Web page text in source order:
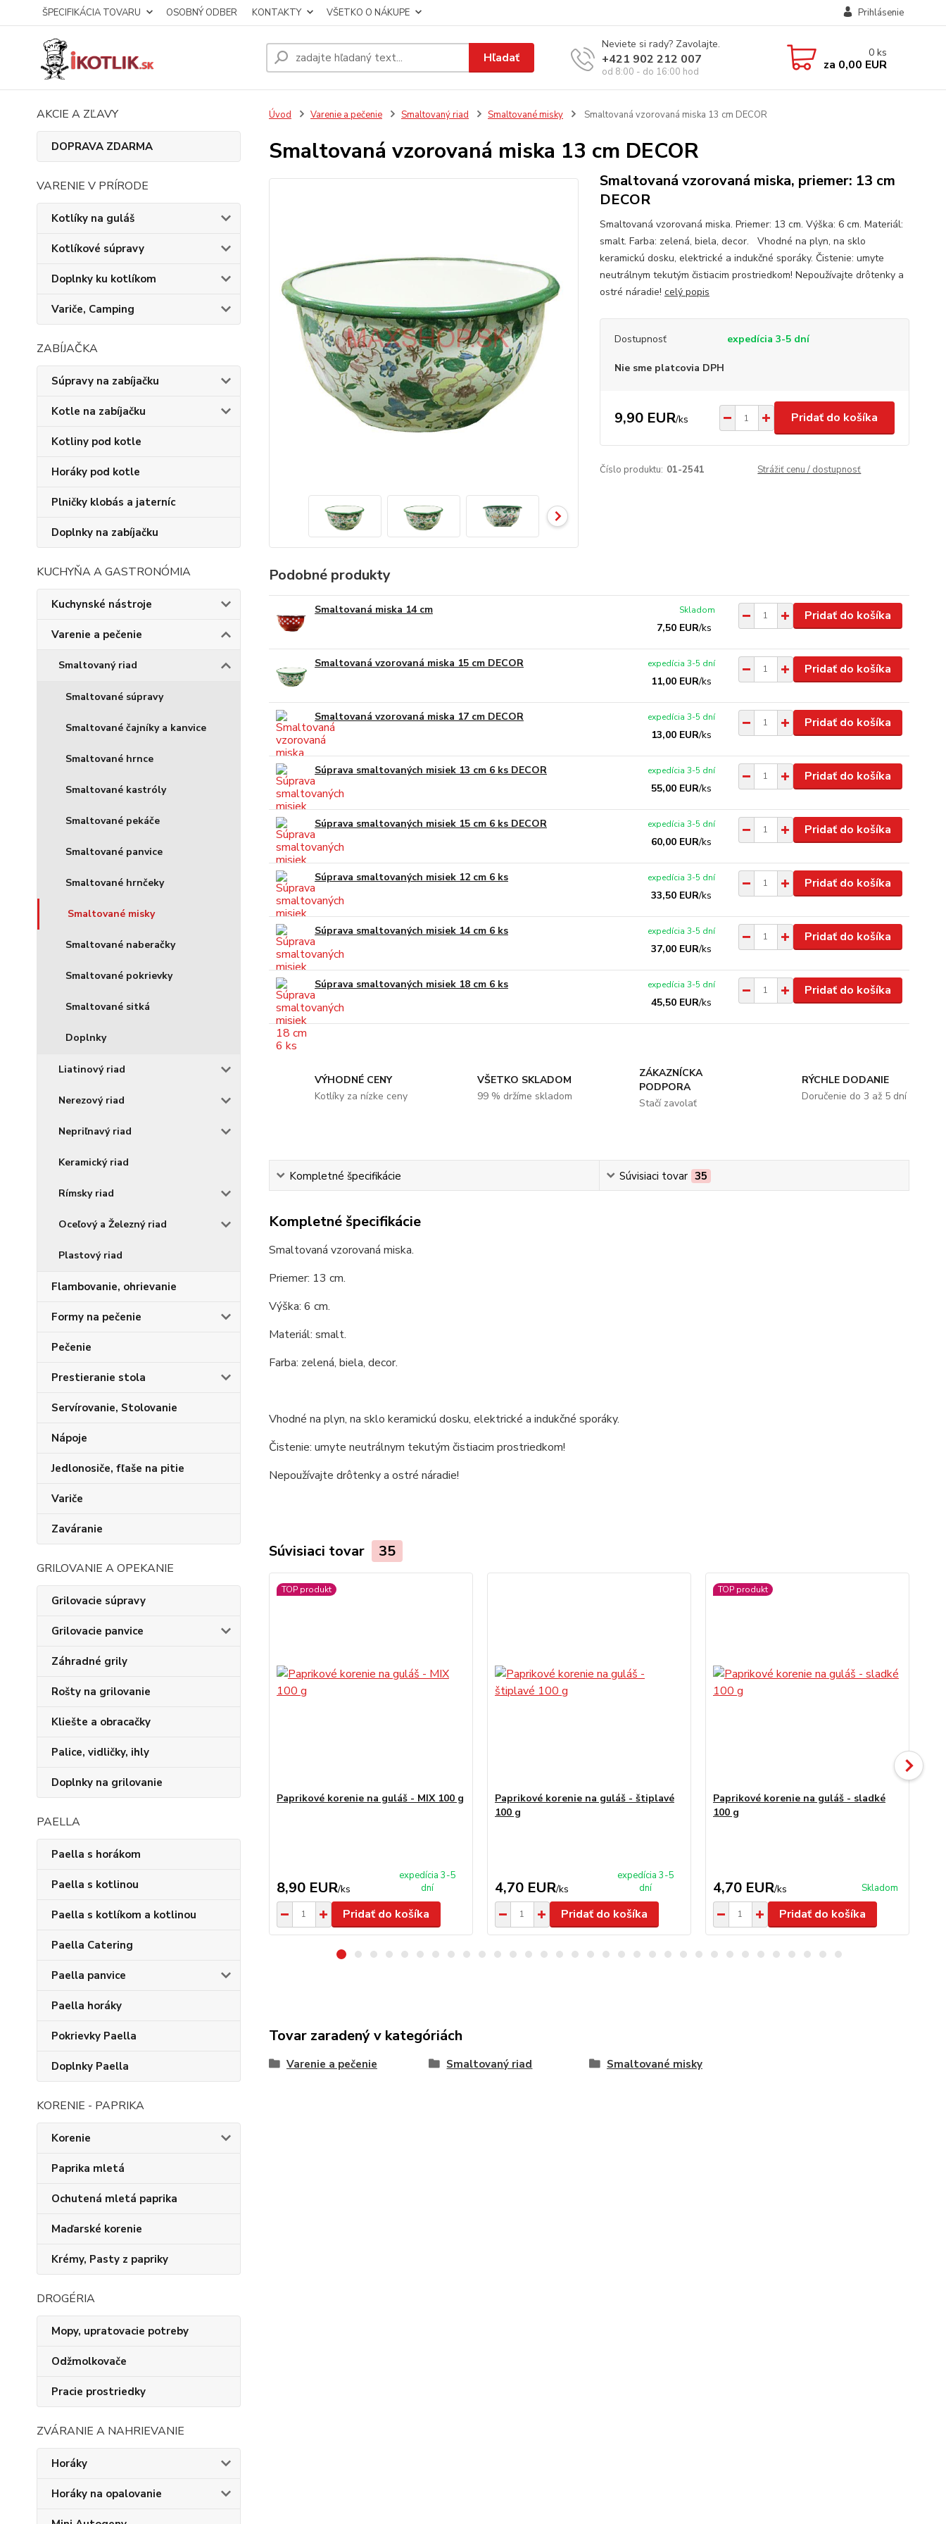
ŠPECIFIKÁCIA TOVARU OSOBNÝ ODBER KONTAKTY VŠETKO O NÁKUPE Prihlásenie
Hľadať
Neviete si rady? Zavolajte.
+421 902 212 007
od 8:00 - do 16:00 hod
0 ks
za 0,00 EUR
AKCIE A ZĽAVY
DOPRAVA ZDARMA
VARENIE V PRÍRODE
Kotlíky na guláš
Kotlíkové súpravy
Doplnky ku kotlíkom
Variče, Camping
ZABÍJAČKA
Súpravy na zabíjačku
Kotle na zabíjačku
Kotliny pod kotle
Horáky pod kotle
Plničky klobás a jaterníc
Doplnky na zabíjačku
KUCHYŇA A GASTRONÓMIA
Kuchynské nástroje
Varenie a pečenie
Smaltovaný riad
Smaltované súpravy
Smaltované čajníky a kanvice
Smaltované hrnce
Smaltované kastróly
Smaltované pekáče
Smaltované panvice
Smaltované hrnčeky
Smaltované misky
Smaltované naberačky
Smaltované pokrievky
Smaltované sitká
Doplnky
Liatinový riad
Nerezový riad
Nepriľnavý riad
Keramický riad
Rímsky riad
Oceľový a Železný riad
Plastový riad
Flambovanie, ohrievanie
Formy na pečenie
Pečenie
Prestieranie stola
Servírovanie, Stolovanie
Nápoje
Jedlonosiče, fľaše na pitie
Variče
Zaváranie
GRILOVANIE A OPEKANIE
Grilovacie súpravy
Grilovacie panvice
Záhradné grily
Rošty na grilovanie
Kliešte a obracačky
Palice, vidličky, ihly
Doplnky na grilovanie
PAELLA
Paella s horákom
Paella s kotlinou
Paella s kotlíkom a kotlinou
Paella Catering
Paella panvice
Paella horáky
Pokrievky Paella
Doplnky Paella
KORENIE - PAPRIKA
Korenie
Paprika mletá
Ochutená mletá paprika
Maďarské korenie
Krémy, Pasty z papriky
DROGÉRIA
Mopy, upratovacie potreby
Odžmolkovače
Pracie prostriedky
ZVÁRANIE A NAHRIEVANIE
Horáky
Horáky na opalovanie
Úvod Varenie a pečenie Smaltovaný riad Smaltované misky Smaltovaná vzorovaná miska 13 cm DECOR
Smaltovaná vzorovaná miska 13 cm DECOR
Smaltovaná vzorovaná miska, priemer: 13 cm
DECOR
Smaltovaná vzorovaná miska. Priemer: 13 cm. Výška: 6 cm. Materiál:
smalt. Farba: zelená, biela, decor. Vhodné na plyn, na sklo
keramickú dosku, elektrické a indukčné sporáky. Čistenie: umyte
neutrálnym tekutým čistiacim prostriedkom! Nepoužívajte drôtenky a
ostré náradie! celý popis
Dostupnosť expedícia 3-5 dní
Nie sme platcovia DPH
9,90 EUR/ks Pridať do košíka
Číslo produktu: 01-2541 Strážiť cenu / dostupnosť
Podobné produkty
Smaltovaná miska 14 cm
7,50 EUR/ks
Skladom Pridať do košíka
Smaltovaná vzorovaná miska 15 cm DECOR
11,00 EUR/ks
expedícia 3-5 dní Pridať do košíka
Smaltovaná vzorovaná miska 17 cm DECOR
13,00 EUR/ks
expedícia 3-5 dní Pridať do košíka
Súprava smaltovaných misiek 13 cm 6 ks DECOR
55,00 EUR/ks
expedícia 3-5 dní Pridať do košíka
Súprava smaltovaných misiek 15 cm 6 ks DECOR
60,00 EUR/ks
expedícia 3-5 dní Pridať do košíka
Súprava smaltovaných misiek 12 cm 6 ks
33,50 EUR/ks
expedícia 3-5 dní Pridať do košíka
Súprava smaltovaných misiek 14 cm 6 ks
37,00 EUR/ks
expedícia 3-5 dní Pridať do košíka
Súprava smaltovaných misiek 18 cm 6 ks
45,50 EUR/ks
expedícia 3-5 dní Pridať do košíka
VÝHODNÉ CENY
Kotlíky za nízke ceny
VŠETKO SKLADOM
99 % držíme skladom
ZÁKAZNÍCKA
PODPORA
Stačí zavolať
RÝCHLE DODANIE
Doručenie do 3 až 5 dní
Kompletné špecifikácie Súvisiaci tovar 35
Kompletné špecifikácie
Smaltovaná vzorovaná miska.
Priemer: 13 cm.
Výška: 6 cm.
Materiál: smalt.
Farba: zelená, biela, decor.
Vhodné na plyn, na sklo keramickú dosku, elektrické a indukčné sporáky.
Čistenie: umyte neutrálnym tekutým čistiacim prostriedkom!
Nepoužívajte drôtenky a ostré náradie!
Súvisiaci tovar 35
TOP produkt
Paprikové korenie na guláš - MIX 100 g
8,90 EUR/ks
expedícia 3-5
dní
Pridať do košíka
Paprikové korenie na guláš - štiplavé
100 g
4,70 EUR/ks
expedícia 3-5
dní
Pridať do košíka
TOP produkt
Paprikové korenie na guláš - sladké
100 g
4,70 EUR/ks Skladom
Pridať do košíka
Tovar zaradený v kategóriách
Varenie a pečenie Smaltovaný riad Smaltované misky